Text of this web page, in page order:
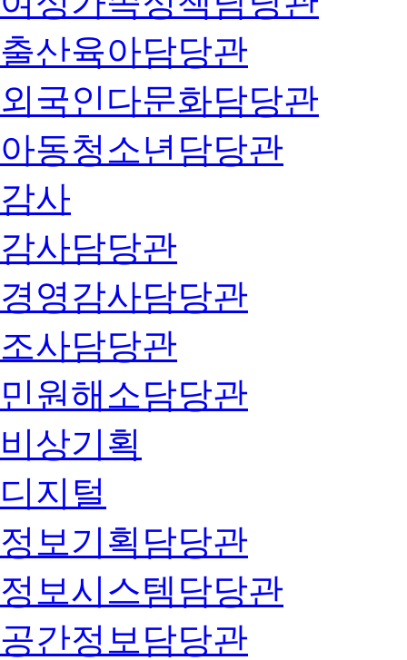
출산육아담당관
외국인다문화담당관
아동청소년담당관
감사
감사담당관
경영감사담당관
조사담당관
민원해소담당관
비상기획
디지털
정보기획담당관
정보시스템담당관
공간정보담당관